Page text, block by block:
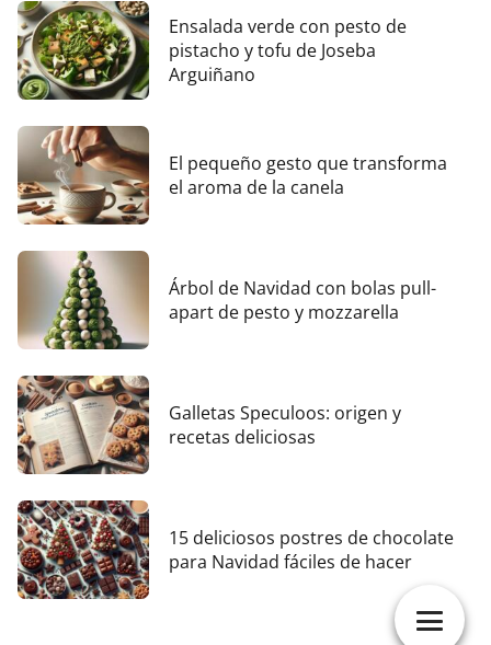
Ensalada verde con pesto de
pistacho y tofu de Joseba
Arguiñano
El pequeño gesto que transforma
el aroma de la canela
Árbol de Navidad con bolas pull-
apart de pesto y mozzarella
Galletas Speculoos: origen y
recetas deliciosas
15 deliciosos postres de chocolate
para Navidad fáciles de hacer